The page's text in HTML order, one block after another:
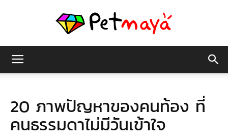
มายา
20 ภาพปัญหาของคนท้อง ที่
คนธรรมดาไม่มีวันเข้าใจ